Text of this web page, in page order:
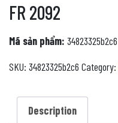
FR 2092
Mã sản phẩm: 34823325b2c6
SKU: 34823325b2c6 Category:
Description